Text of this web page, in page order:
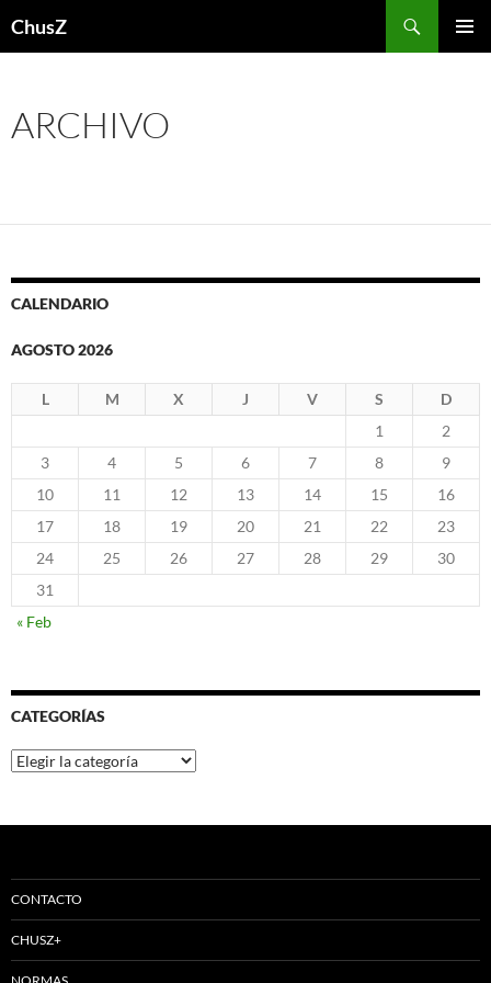
ChusZ
ARCHIVO
CALENDARIO
AGOSTO 2026
L M X J V S
D
1
2
3
4 5 6 7 8
9
10
11 12 13 14 15
16
17
18 19 20 21 22
23
24
25 26 27 28 29
30
31
« Feb
CATEGORÍAS
Categorías
CONTACTO
CHUSZ+